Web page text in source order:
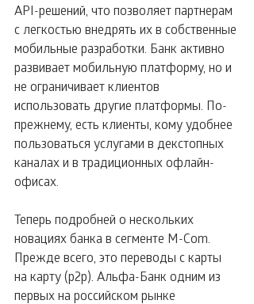
API-решений, что позволяет партнерам
с легкостью внедрять их в собственные
мобильные разработки. Банк активно
развивает мобильную платформу, но и
не ограничивает клиентов
использовать другие платформы. По-
прежнему, есть клиенты, кому удобнее
пользоваться услугами в декстопных
каналах и в традиционных офлайн-
офисах.
Теперь подробней о нескольких
новациях банка в сегменте M-Com.
Прежде всего, это переводы с карты
на карту (p2p). Альфа-Банк одним из
первых на российском рынке